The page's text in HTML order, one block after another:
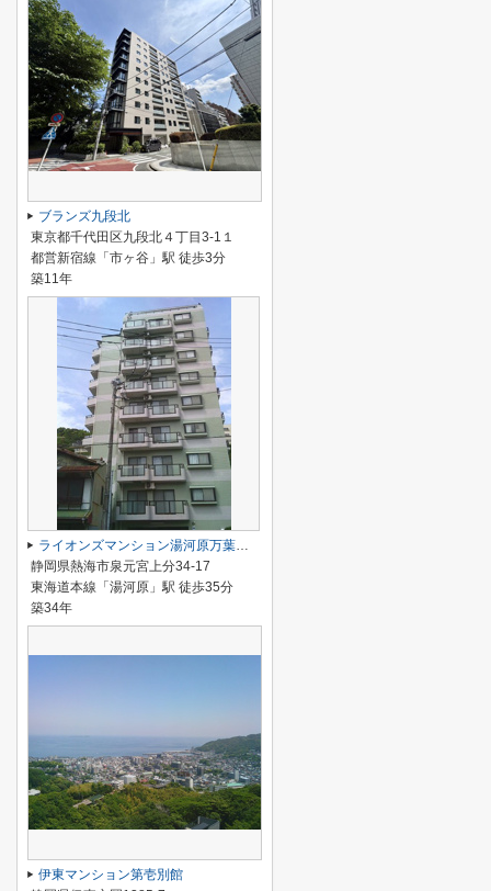
ブランズ九段北
東京都千代田区九段北４丁目3-1１
都営新宿線「市ヶ谷」駅 徒歩3分
築11年
ライオンズマンション湯河原万葉公園
静岡県熱海市泉元宮上分34-17
東海道本線「湯河原」駅 徒歩35分
築34年
伊東マンション第壱別館